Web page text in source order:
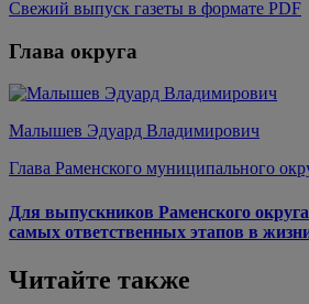
Свежий выпуск газеты в формате PDF
Глава округа
Малышев Эдуард Владимирович
Глава Раменского муниципального
Для выпускников Раменского
самых ответственных этапов в
Читайте также